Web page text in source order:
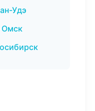
Удэ
Омск